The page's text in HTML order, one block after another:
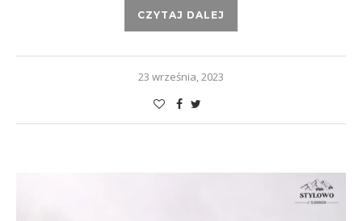
CZYTAJ DALEJ
23 września, 2023